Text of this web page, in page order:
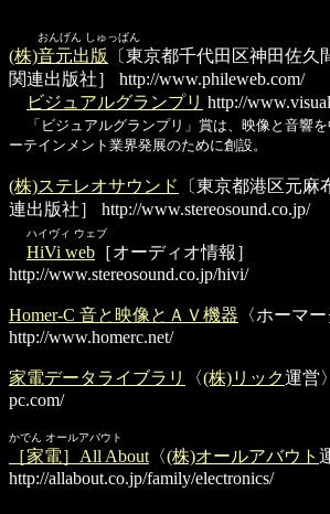
おんげん しゅっぱん
(株)音元出版
〔東京都千代田区神田佐久
関連出版社］
http://www.phileweb.com/
ビジュアルグランプリ http://
「ビジュアルグランプリ」賞は、映像と音響
ーテインメント業界発展のために創設。
(株)ステレオサウンド
〔東京都港区元
連出版社］
http://www.stereosound.co.jp/
ハイヴィ ウェブ
HiVi web ［オーディオ情報］
http://www.stereosound.co.jp/hivi/
Homer-C 音と映像とＡＶ機器 〈ホーマ
http://www.homerc.net/
家電データライブラリ 〈(株)リック運営〉
pc.com/
かでん オールアバウト
［家電］All About 〈(株)オールアバウト
http://allabout.co.jp/family/electronics/